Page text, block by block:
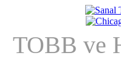
TOBB ve